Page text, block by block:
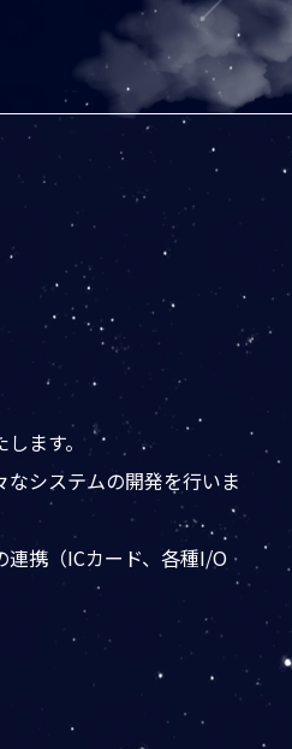
ます。
システムの開発を行いま
携（ICカード、各種I/O